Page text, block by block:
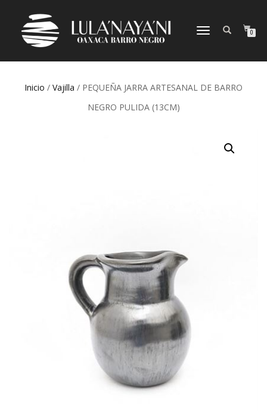
CAMBIAR
0
Inicio / Vajilla / PEQUEÑA JARRA ARTESANAL DE BARRO
NEGRO PULIDA (13CM)